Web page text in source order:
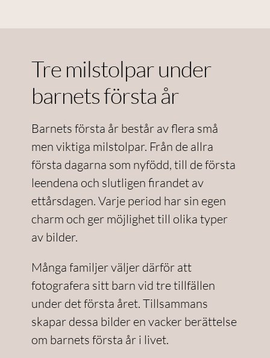
Tre milstolpar under
barnets första år
Barnets första år består av flera små
men viktiga milstolpar. Från de allra
första dagarna som nyfödd, till de första
leendena och slutligen firandet av
ettårsdagen. Varje period har sin egen
charm och ger möjlighet till olika typer
av bilder.
Många familjer väljer därför att
fotografera sitt barn vid tre tillfällen
under det första året. Tillsammans
skapar dessa bilder en vacker berättelse
om barnets första år i livet.